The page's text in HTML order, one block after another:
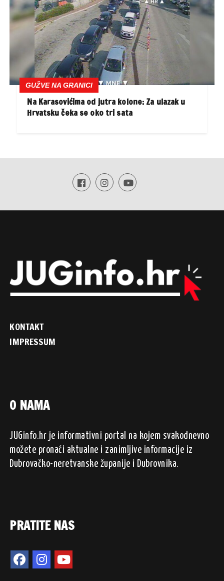
GUŽVE NA GRANICI
Na Karasovićima od jutra kolone: Za ulazak u
Hrvatsku čeka se oko tri sata
KONTAKT
IMPRESSUM
O NAMA
JUGinfo.hr je informativni portal na kojem svakodnevno
možete pronaći aktualne i zanimljive informacije iz
Dubrovačko-neretvanske županije i Dubrovnika.
PRATITE NAS